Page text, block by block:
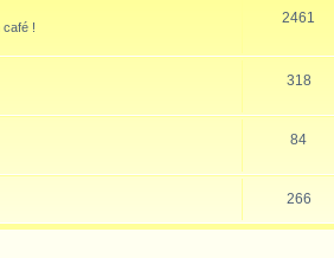
café !
2461
318
84
266